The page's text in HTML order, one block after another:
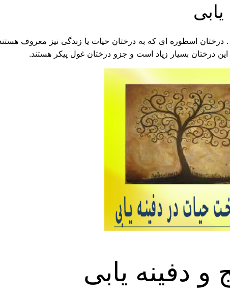
. درختان اسطوره ای که به درختان حیات یا زندگی نیز معروف
درختان بسیار زیاد است و جزو درختان غول پیکر هستند.
دفینه یابی